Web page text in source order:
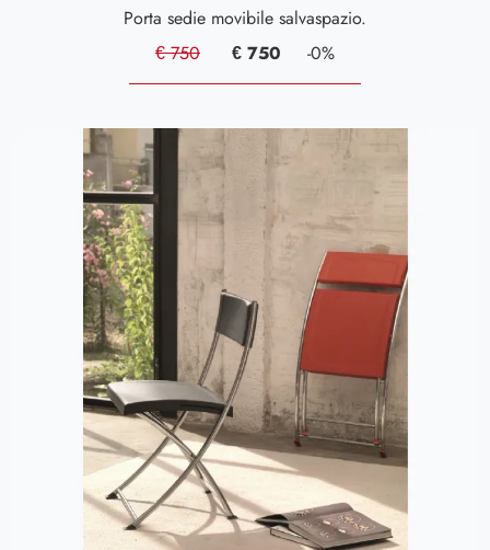
Porta sedie movibile salvaspazio.
€ 750
€ 750 -0%